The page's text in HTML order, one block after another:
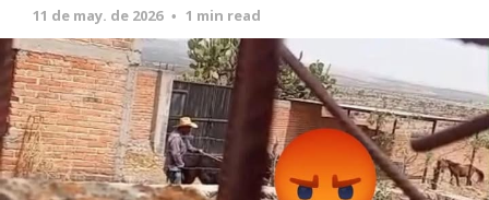
11 de may. de 2026 1 min read